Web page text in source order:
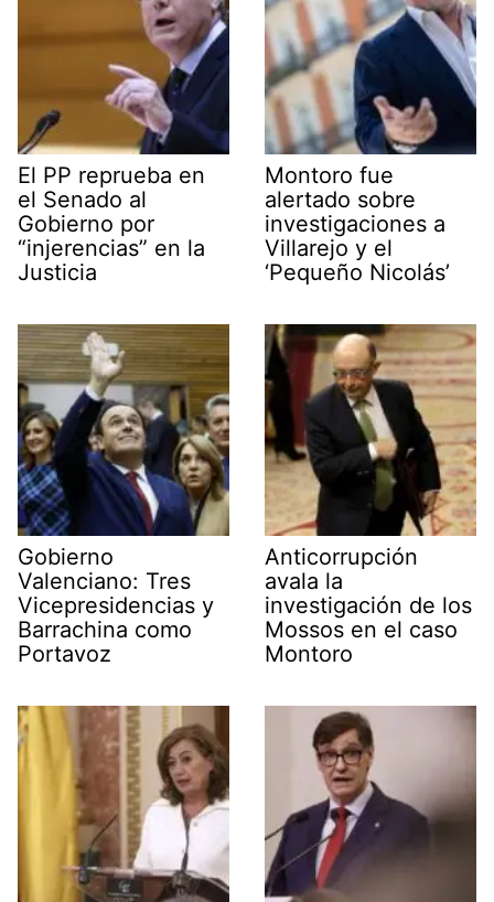
El PP reprueba en
el Senado al
Gobierno por
“injerencias” en la
Justicia
Montoro fue
alertado sobre
investigaciones a
Villarejo y el
‘Pequeño Nicolás’
Gobierno
Valenciano: Tres
Vicepresidencias y
Barrachina como
Portavoz
Anticorrupción
avala la
investigación de los
Mossos en el caso
Montoro